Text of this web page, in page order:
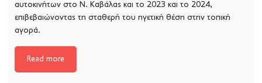
αυτοκινήτων στο Ν. Καβάλας και το 2023 και το 2024,
επιβεβαιώνοντας τη σταθερή του ηγετική θέση στην τοπική
αγορά.
Read more